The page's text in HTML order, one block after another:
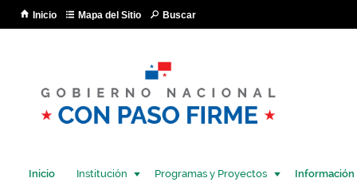
Inicio Mapa del Sitio Buscar
Inicio Institución Programas y Proyectos Información